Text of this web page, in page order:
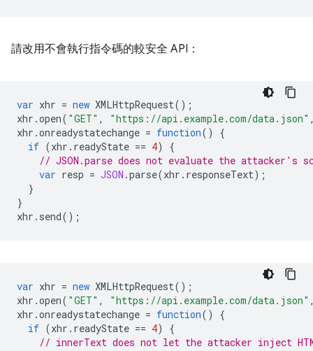
請改用不會執行指令碼的較安全 API：
var xhr = new XMLHttpRequest();
xhr .open( "GET" , "https://api.example.com/data.json"
xhr .onreadystatechange = function()
{
if (xhr . readyState == 4)
{
// JSON.parse does not evaluate the attacker's
var resp = JSON .parse(xhr . responseText);
}
}
xhr . send();
var xhr = new XMLHttpRequest();
xhr .open( "GET" , "https://api.example.com/data.json"
xhr .onreadystatechange = function()
{
if (xhr . readyState == 4)
{
// innerText does not let the attacker inject